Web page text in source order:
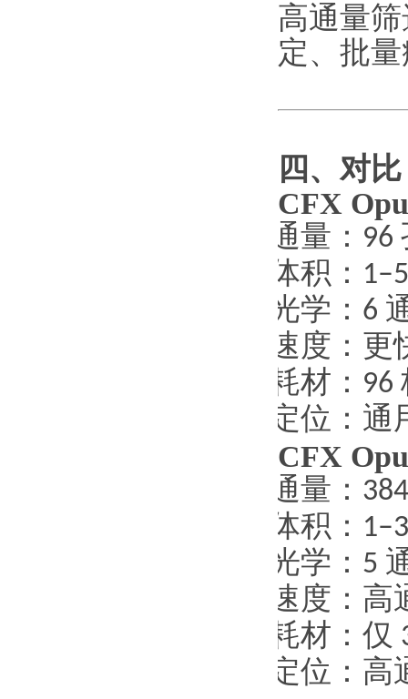
高通量
定、批
四、对比
CFX
通量： 96
体积：
光学： 6
速度：更
耗材： 96
定位：
CFX
通量：
体积：
光学： 5
速度：高
耗材：仅
定位：